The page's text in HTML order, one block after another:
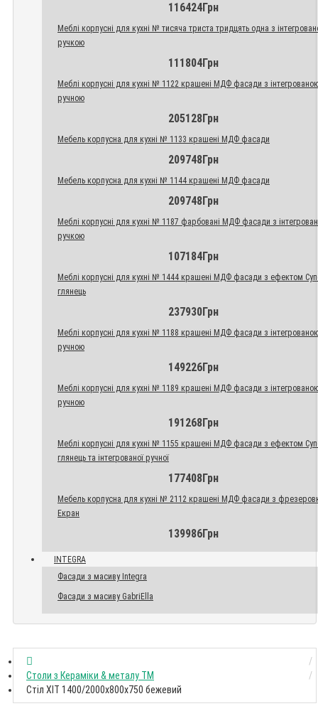
116424Грн
Меблі корпусні для кухні № тисяча триста тридцять одна з
ручкою
111804Грн
Меблі корпусні для кухні № 1122 крашені МДФ фасади з
ручною
205128Грн
Мебель корпусна для кухні № 1133 крашені МДФ фасади
209748Грн
Мебель корпусна для кухні № 1144 крашені МДФ фасади
209748Грн
Меблі корпусні для кухні № 1187 фарбовані МДФ фасади з
ручкою
107184Грн
Меблі корпусні для кухні № 1444 крашені МДФ фасади з ефектом
глянець
237930Грн
Меблі корпусні для кухні № 1188 крашені МДФ фасади з
ручною
149226Грн
Меблі корпусні для кухні № 1189 крашені МДФ фасади з
ручною
191268Грн
Меблі корпусні для кухні № 1155 крашені МДФ фасади з ефектом
глянець та інтегрованої ручної
177408Грн
Мебель корпусна для кухні № 2112 крашені МДФ фасади з
Екран
139986Грн
INTEGRA
Фасади з масиву Integra
Фасади з масиву GabriElla
Столи з Кераміки & металу TM
Стіл ХІТ 1400/2000x800x750 бежевий